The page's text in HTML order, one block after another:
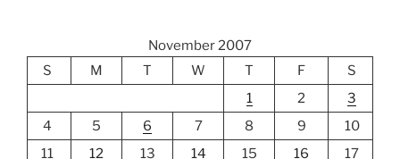
November 2007
S
M T W T F
S
1
2
3
4
5 6 7 8 9
10
11
12 13 14 15 16
17